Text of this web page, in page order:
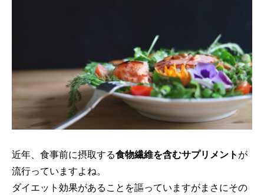
近年、食事前に摂取する食物繊維を含むサプリメント が
流行っていますよね。
ダイエット効果があることを謳っていますがまさにその